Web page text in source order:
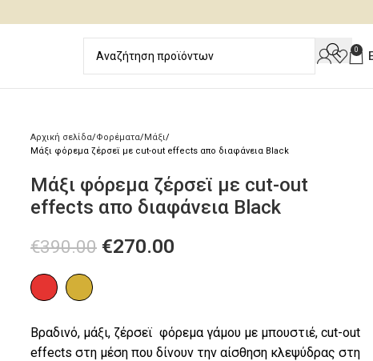
0
Αρχική σελίδα Φορέματα Μάξι
Μάξι φόρεμα ζέρσεϊ με cut-out effects απο διαφάνεια Black
Μάξι φόρεμα ζέρσεϊ με cut-out
effects απο διαφάνεια Black
€390.00 €270.00
Βραδινό, μάξι, ζέρσεϊ φόρεμα γάμου με μπουστιέ, cut-out
effects στη μέση που δίνουν την αίσθηση κλεψύδρας στη